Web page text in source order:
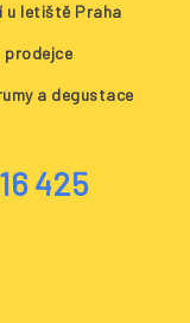
u letiště Praha
prodejce
a degustace
425